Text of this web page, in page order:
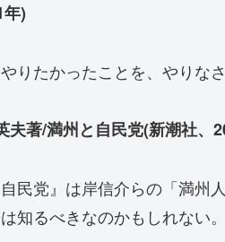
)
やりたかったことを、やりな
夫著/満州と自民党(新潮社、
自民党』は岸信介らの「満
知るべきなのかもしれない